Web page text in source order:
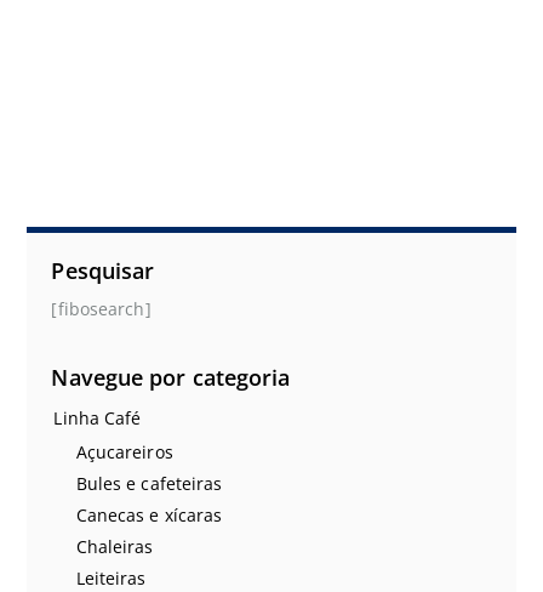
Pesquisar
[fibosearch]
Navegue por categoria
Linha Café
Açucareiros
Bules e cafeteiras
Canecas e xícaras
Chaleiras
Leiteiras